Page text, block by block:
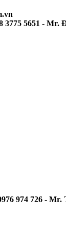
3775 5651 - Mr.
974 726 - Mr.